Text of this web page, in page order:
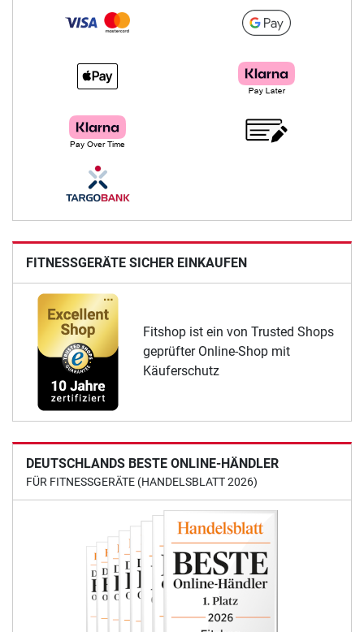
FITNESSGERÄTE SICHER EINKAUFEN
Fitshop ist ein von Trusted Shops
geprüfter Online-Shop mit
Käuferschutz
DEUTSCHLANDS BESTE ONLINE-HÄNDLER
FÜR FITNESSGERÄTE (HANDELSBLATT 2026)